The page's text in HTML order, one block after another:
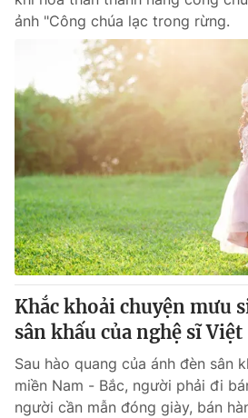
ảnh "Công chúa lạc trong rừng.
Khắc khoải chuyện mưu
sân khấu của nghệ sĩ Việt
Sau hào quang của ánh đèn sân
miền Nam - Bắc, người phải đi
người cần mẫn đóng giày, bán